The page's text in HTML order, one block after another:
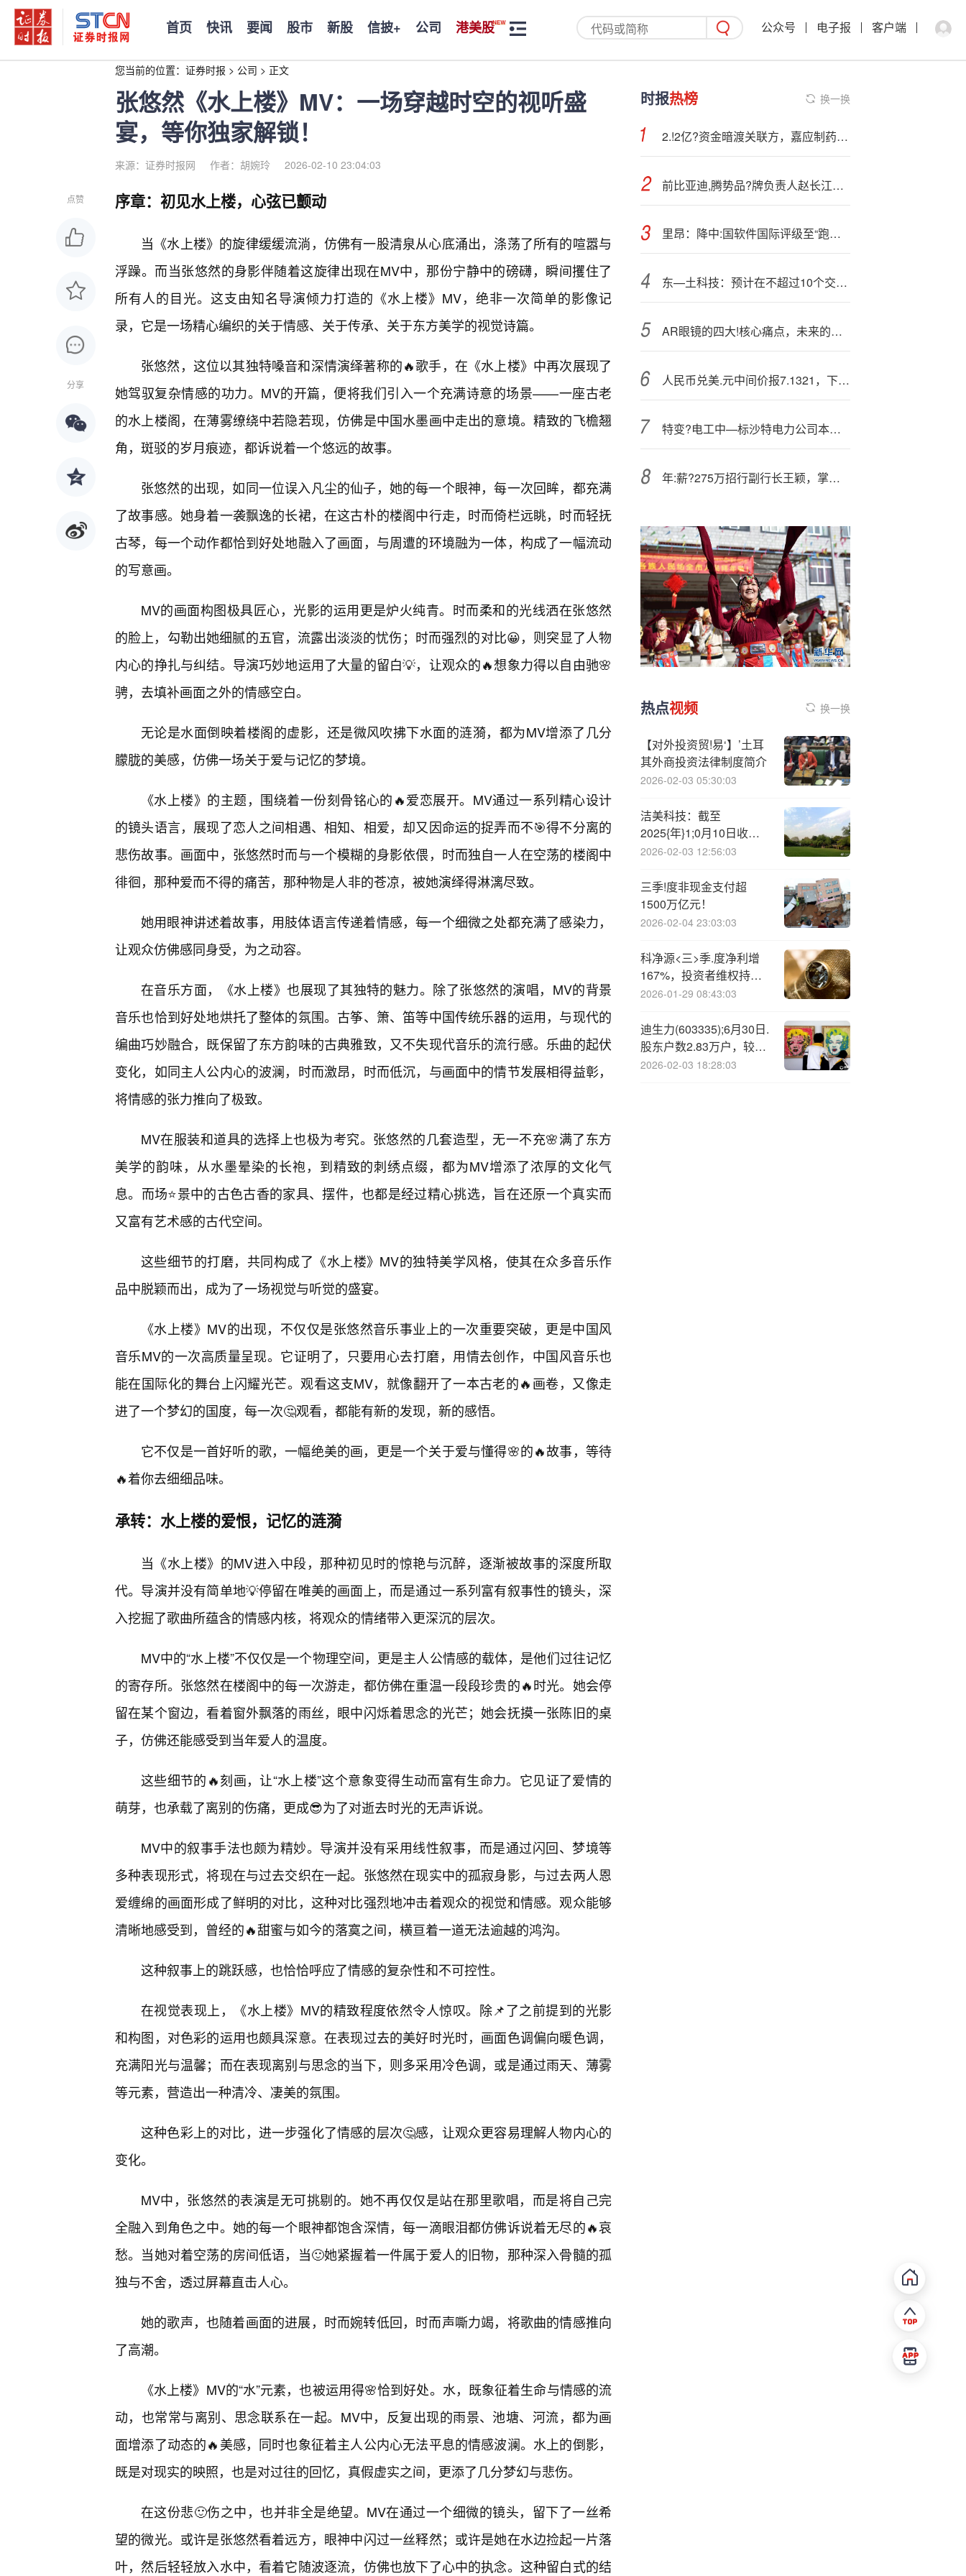
首页 快讯 要闻 股市 新股 信披+ 公司 港美股 公众号 电子报 客户端
您当前的位置： 证券时报 > 公司 > 正文
张悠然《水上楼》MV：一场穿越时空的视听盛
宴，等你独家解锁！
来源：证券时报网 作者：胡婉玲 2026-02-10 23:04:03
点赞
分享
序章：初见水上楼，心弦已颤动
当《水上楼》的旋律缓缓流淌，仿佛有一股清泉从心底涌出，涤荡了所有的喧嚣与
浮躁。而当张悠然的身影伴随着这旋律出现在MV中，那份宁静中的磅礴，瞬间攫住了
所有人的目光。这支由知名导演倾力打造的《水上楼》MV，绝非一次简单的影像记
录，它是一场精心编织的关于情感、关于传承、关于东方美学的视觉诗篇。
张悠然，这位以其独特嗓音和深情演绎著称的🔥歌手，在《水上楼》中再次展现了
她驾驭复杂情感的功力。MV的开篇，便将我们引入一个充满诗意的场景——一座古老
的水上楼阁，在薄雾缭绕中若隐若现，仿佛是中国水墨画中走出的意境。精致的飞檐翘
角，斑驳的岁月痕迹，都诉说着一个悠远的故事。
张悠然的出现，如同一位误入凡尘的仙子，她的每一个眼神，每一次回眸，都充满
了故事感。她身着一袭飘逸的长裙，在这古朴的楼阁中行走，时而倚栏远眺，时而轻抚
古琴，每一个动作都恰到好处地融入了画面，与周遭的环境融为一体，构成了一幅流动
的写意画。
MV的画面构图极具匠心，光影的运用更是炉火纯青。时而柔和的光线洒在张悠然
的脸上，勾勒出她细腻的五官，流露出淡淡的忧伤；时而强烈的对比😀，则突显了人物
内心的挣扎与纠结。导演巧妙地运用了大量的留白💡，让观众的🔥想象力得以自由驰🌸
骋，去填补画面之外的情感空白。
无论是水面倒映着楼阁的虚影，还是微风吹拂下水面的涟漪，都为MV增添了几分
朦胧的美感，仿佛一场关于爱与记忆的梦境。
《水上楼》的主题，围绕着一份刻骨铭心的🔥爱恋展开。MV通过一系列精心设计
的镜头语言，展现了恋人之间相遇、相知、相爱，却又因命运的捉弄而不🎯得不分离的
悲伤故事。画面中，张悠然时而与一个模糊的身影依偎，时而独自一人在空荡的楼阁中
徘徊，那种爱而不得的痛苦，那种物是人非的苍凉，被她演绎得淋漓尽致。
她用眼神讲述着故事，用肢体语言传递着情感，每一个细微之处都充满了感染力，
让观众仿佛感同身受，为之动容。
在音乐方面，《水上楼》也展现了其独特的魅力。除了张悠然的演唱，MV的背景
音乐也恰到好处地烘托了整体的氛围。古筝、箫、笛等中国传统乐器的运用，与现代的
编曲巧妙融合，既保留了东方韵味的古典雅致，又不失现代音乐的流行感。乐曲的起伏
变化，如同主人公内心的波澜，时而激昂，时而低沉，与画面中的情节发展相得益彰，
将情感的张力推向了极致。
MV在服装和道具的选择上也极为考究。张悠然的几套造型，无一不充🌸满了东方
美学的韵味，从水墨晕染的长袍，到精致的刺绣点缀，都为MV增添了浓厚的文化气
息。而场⭐景中的古色古香的家具、摆件，也都是经过精心挑选，旨在还原一个真实而
又富有艺术感的古代空间。
这些细节的打磨，共同构成了《水上楼》MV的独特美学风格，使其在众多音乐作
品中脱颖而出，成为了一场视觉与听觉的盛宴。
《水上楼》MV的出现，不仅仅是张悠然音乐事业上的一次重要突破，更是中国风
音乐MV的一次高质量呈现。它证明了，只要用心去打磨，用情去创作，中国风音乐也
能在国际化的舞台上闪耀光芒。观看这支MV，就像翻开了一本古老的🔥画卷，又像走
进了一个梦幻的国度，每一次🤔观看，都能有新的发现，新的感悟。
它不仅是一首好听的歌，一幅绝美的画，更是一个关于爱与懂得🌸的🔥故事，等待
🔥着你去细细品味。
承转：水上楼的爱恨，记忆的涟漪
当《水上楼》的MV进入中段，那种初见时的惊艳与沉醉，逐渐被故事的深度所取
代。导演并没有简单地💡停留在唯美的画面上，而是通过一系列富有叙事性的镜头，深
入挖掘了歌曲所蕴含的情感内核，将观众的情绪带入更深沉的层次。
MV中的“水上楼”不仅仅是一个物理空间，更是主人公情感的载体，是他们过往记忆
的寄存所。张悠然在楼阁中的每一次游走，都仿佛在重温一段段珍贵的🔥时光。她会停
留在某个窗边，看着窗外飘落的雨丝，眼中闪烁着思念的光芒；她会抚摸一张陈旧的桌
子，仿佛还能感受到当年爱人的温度。
这些细节的🔥刻画，让“水上楼”这个意象变得生动而富有生命力。它见证了爱情的
萌芽，也承载了离别的伤痛，更成😎为了对逝去时光的无声诉说。
MV中的叙事手法也颇为精妙。导演并没有采用线性叙事，而是通过闪回、梦境等
多种表现形式，将现在与过去交织在一起。张悠然在现实中的孤寂身影，与过去两人恩
爱缠绵的画面形成了鲜明的对比，这种对比强烈地冲击着观众的视觉和情感。观众能够
清晰地感受到，曾经的🔥甜蜜与如今的落寞之间，横亘着一道无法逾越的鸿沟。
这种叙事上的跳跃感，也恰恰呼应了情感的复杂性和不可控性。
在视觉表现上，《水上楼》MV的精致程度依然令人惊叹。除📌了之前提到的光影
和构图，对色彩的运用也颇具深意。在表现过去的美好时光时，画面色调偏向暖色调，
充满阳光与温馨；而在表现离别与思念的当下，则多采用冷色调，或是通过雨天、薄雾
等元素，营造出一种清冷、凄美的氛围。
这种色彩上的对比，进一步强化了情感的层次🤔感，让观众更容易理解人物内心的
变化。
MV中，张悠然的表演是无可挑剔的。她不再仅仅是站在那里歌唱，而是将自己完
全融入到角色之中。她的每一个眼神都饱含深情，每一滴眼泪都仿佛诉说着无尽的🔥哀
愁。当她对着空荡的房间低语，当🙂她紧握着一件属于爱人的旧物，那种深入骨髓的孤
独与不舍，透过屏幕直击人心。
她的歌声，也随着画面的进展，时而婉转低回，时而声嘶力竭，将歌曲的情感推向
了高潮。
《水上楼》MV的“水”元素，也被运用得🌸恰到好处。水，既象征着生命与情感的流
动，也常常与离别、思念联系在一起。MV中，反复出现的雨景、池塘、河流，都为画
面增添了动态的🔥美感，同时也象征着主人公内心无法平息的情感波澜。水上的倒影，
既是对现实的映照，也是对过往的回忆，真假虚实之间，更添了几分梦幻与悲伤。
在这份悲🙂伤之中，也并非全是绝望。MV在通过一个细微的镜头，留下了一丝希
望的微光。或许是张悠然看着远方，眼神中闪过一丝释然；或许是她在水边捡起一片落
叶，然后轻轻放入水中，看着它随波逐流，仿佛也放下了心中的执念。这种留白式的结
时报热榜 换一换
2.!2亿?资金暗渡关联方，嘉应制药信披违规遭立案后公司及责任人被重罚490万元
前比亚迪,腾势品?牌负责人赵长江加入智界 担任营销总经理
里昂：降中:国软件国际评级至“跑赢大市” 料虚拟机业务贡献需时显现
东—土科技：预计在不超过10个交易日的时间内披露本次发行股份购买资产的交易方案
AR眼镜的四大!核心痛点，未来的爆发式增长路径在哪里？
人民币兑美.元中间价报7.1321，下调34点
特变?电工中—标沙特电力公司本地化采购项目
年:薪?275万招行副行长王颖，掌舵招商信诺人寿后会涨薪吗？
热点视频 换一换
【对外投资贸!易‘】’土耳
其外商投资法律制度简介
2026-02-03 05:30:03
洁美科技：截至
2025{年}1;0月10日收市
持有人数（已合并）为
2026-02-03 12:56:03
三季!度非现金支付超
1500万亿元！
2026-02-04 23:03:03
科净源<三>季.度净利增
167%，投资者维权持续
征集中
2026-01-29 08:43:03
迪生力(603335);6月30日.
股东户数2.83万户，较上
期增加28.08%
2026-02-03 18:28:03